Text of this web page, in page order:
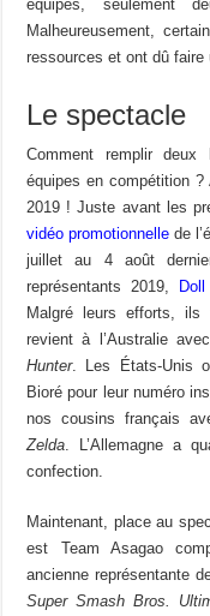
équipes, seulement
Malheureusement,
ressources et ont dû faire
Le spectacle
Comment remplir
équipes en compétition
2019 ! Juste avant les
vidéo promotionnelle de
juillet au 4 août
représentants 2019,
Malgré leurs efforts, ils
revient à l’Australie
Hunter. Les États-Unis
Bioré pour leur numéro
nos cousins français
Zelda . L’Allemagne a
confection.
Maintenant, place au
est Team Asagao
ancienne représentante
Super Smash Bros.